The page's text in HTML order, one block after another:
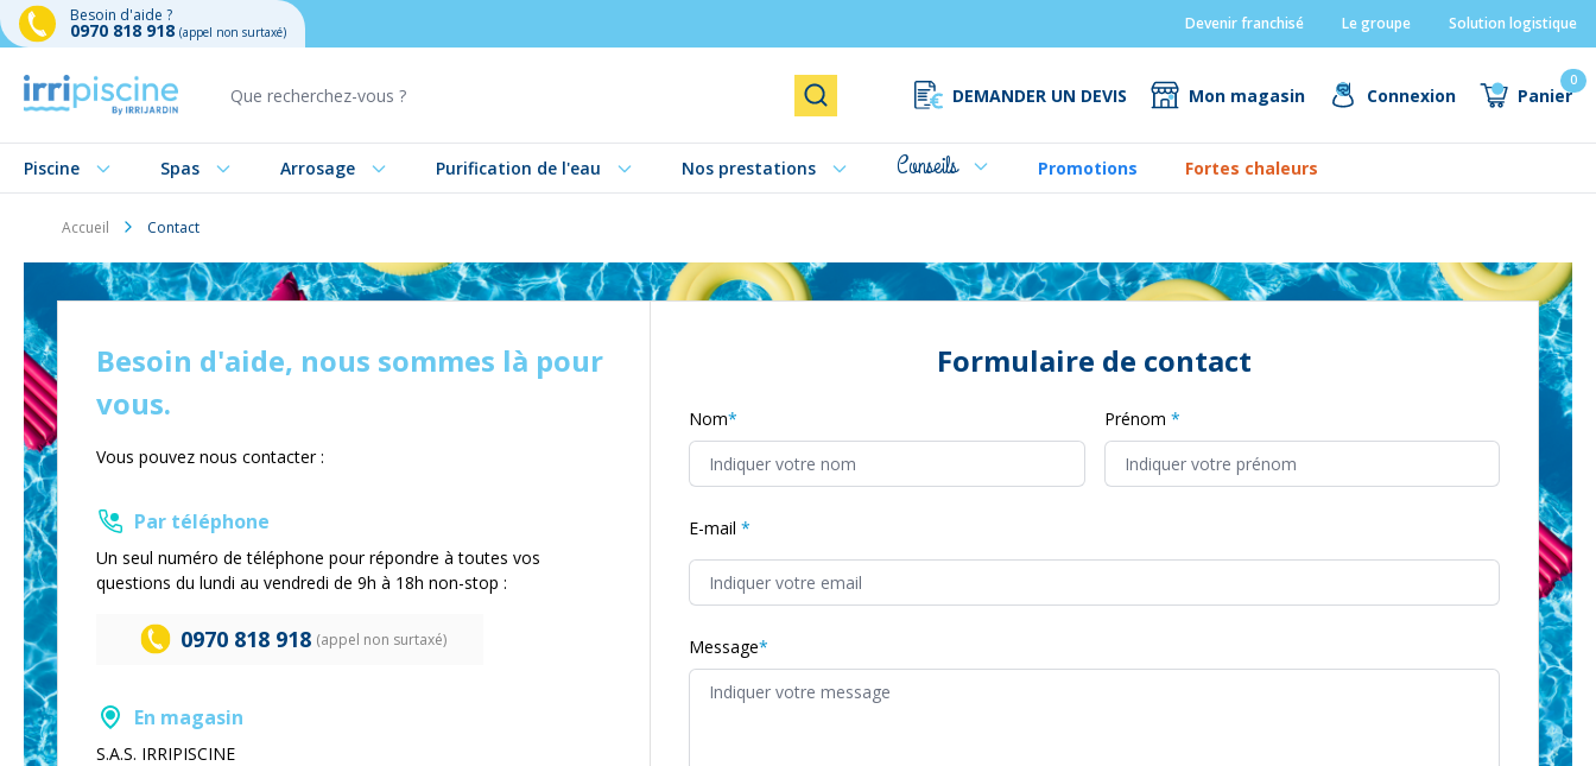
Besoin d'aide ?
0970 818 918 (appel non surtaxé) Devenir franchisé Le groupe Solution logistique
Rechercher DEMANDER UN DEVIS Mon magasin Connexion Panier
0
Piscine Spas Arrosage Purification de l'eau Nos prestations Conseils Promotions Fortes chaleurs
Accueil Contact
Besoin d'aide, nous sommes là pour
vous.
Vous pouvez nous contacter :
Par téléphone
Un seul numéro de téléphone pour répondre à toutes vos
questions du lundi au vendredi de 9h à 18h non-stop :
0970 818 918 (appel non surtaxé)
En magasin
S.A.S. IRRIPISCINE
Formulaire de contact
Nom Prénom
E-mail
Message